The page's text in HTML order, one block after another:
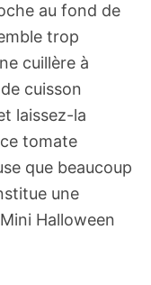
au fond de
trop
cuillère à
cuisson
laissez-la
tomate
que beaucoup
une
Halloween